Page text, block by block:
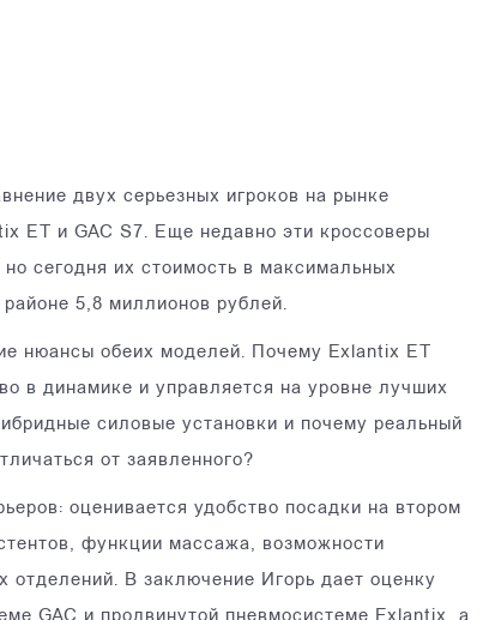
двух серьезных игроков на рынке
ET и GAC S7. Еще недавно эти кроссоверы
сегодня их стоимость в максимальных
5,8 миллионов рублей.
нюансы обеих моделей. Почему Exlantix ET
в динамике и управляется на уровне лучших
силовые установки и почему реальный
от заявленного?
оценивается удобство посадки на втором
функции массажа, возможности
В заключение Игорь дает оценку